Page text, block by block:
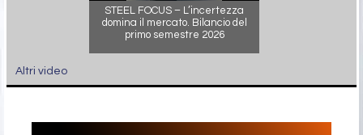
STEEL FOCUS – L’incertezza
domina il mercato. Bilancio del
primo semestre 2026
Altri video